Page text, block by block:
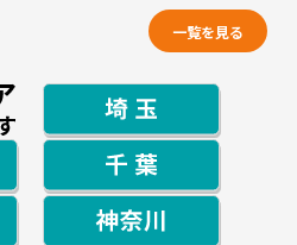
一覧を見る